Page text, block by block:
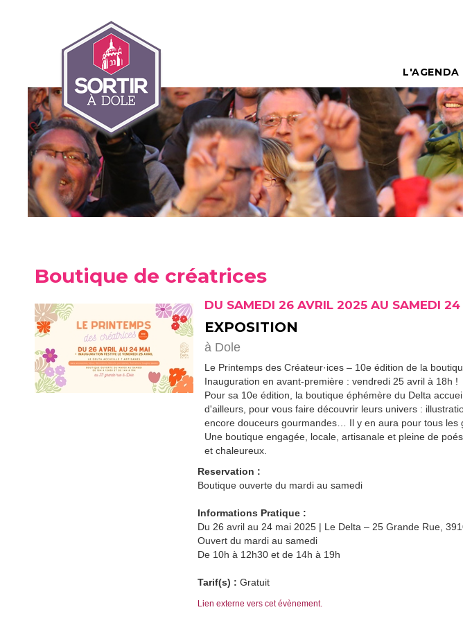
L'AGENDA
Boutique de créatrices
DU SAMEDI 26 AVRIL 2025 AU SAMEDI
EXPOSITION
à Dole
Le Printemps des Créateur·ices – 10e édition de la
Inauguration en avant-première : vendredi 25 avril à 18h !
Pour sa 10e édition, la boutique éphémère du Delta
d'ailleurs, pour vous faire découvrir leurs univers :
encore douceurs gourmandes… Il y en aura pour tous les
Une boutique engagée, locale, artisanale et pleine de
et chaleureux.
Reservation :
Boutique ouverte du mardi au samedi
Informations Pratique :
Du 26 avril au 24 mai 2025 | Le Delta – 25 Grande Rue,
Ouvert du mardi au samedi
De 10h à 12h30 et de 14h à 19h
Tarif(s) : Gratuit
Lien externe vers cet évènement.